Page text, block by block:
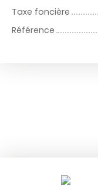
Taxe foncière
Référence